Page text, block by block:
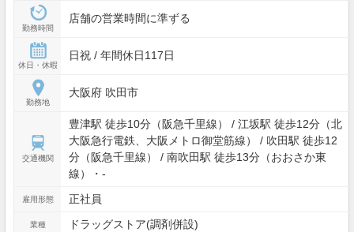
勤務時間
店舗の営業時間に準ずる
休日・休暇
日祝 / 年間休日117日
勤務地
大阪府 吹田市
交通機関
豊津駅 徒歩10分（阪急千里線） / 江坂駅 徒歩12分（北
大阪急行電鉄、大阪メトロ御堂筋線） / 吹田駅 徒歩12
分（阪急千里線） / 南吹田駅 徒歩13分（おおさか東
線）・-
雇用形態 正社員
業種 ドラッグストア(調剤併設)